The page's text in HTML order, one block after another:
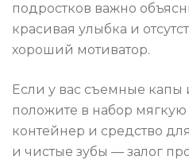
подростков важно
красивая улыбка и
хороший мотиватор.
Если у вас съемные
положите в набор
контейнер и средство
и чистые зубы — залог